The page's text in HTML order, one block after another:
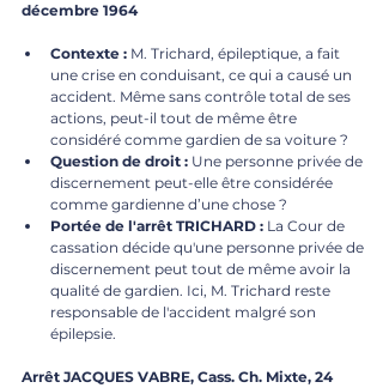
décembre 1964
Contexte : M. Trichard, épileptique, a fait
une crise en conduisant, ce qui a causé un
accident. Même sans contrôle total de ses
actions, peut-il tout de même être
considéré comme gardien de sa voiture ?
Question de droit : Une personne privée de
discernement peut-elle être considérée
comme gardienne d’une chose ?
Portée de l'arrêt TRICHARD : La Cour de
cassation décide qu'une personne privée de
discernement peut tout de même avoir la
qualité de gardien. Ici, M. Trichard reste
responsable de l'accident malgré son
épilepsie.
Arrêt JACQUES VABRE, Cass. Ch. Mixte, 24